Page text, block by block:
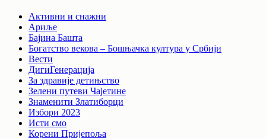
Активни и снажни
Ариље
Бајина Башта
Богатство векова – Бошњачка култура у Србији
Вести
ДигиГенерација
За здравије детињство
Зелени путеви Чајетине
Знаменити Златиборци
Избори 2023
Исти смо
Корени Пријепоља